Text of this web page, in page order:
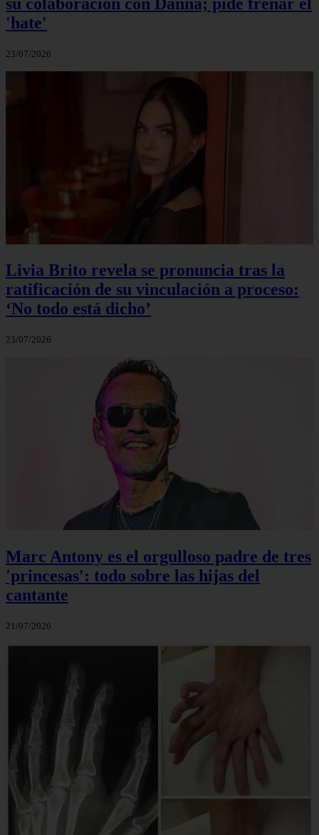
'hate'
23/07/2026
Livia Brito revela se pronuncia tras la
ratificación de su vinculación a proceso:
‘No todo está dicho’
23/07/2026
Marc Antony es el orgulloso padre de tres
'princesas': todo sobre las hijas del
cantante
21/07/2026